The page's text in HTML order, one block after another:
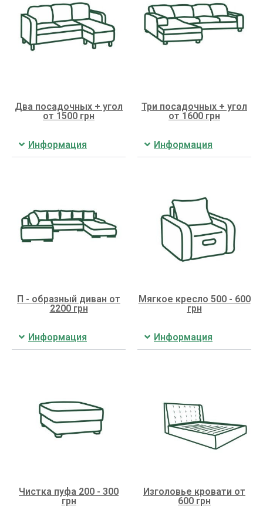
Два посадочных + угол
от 1500 грн
Информация
Три посадочных + угол
от 1600 грн
Информация
П - образный диван от
2200 грн
Информация
Мягкое кресло 500 - 600
грн
Информация
Чистка пуфа 200 - 300
грн
Изголовье кровати от
600 грн